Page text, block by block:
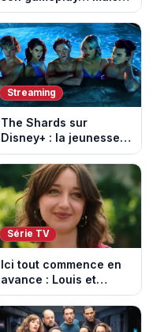
d’abord sur Netflix
Streaming
The Shards sur
Disney+ : la jeunesse
dorée de Los Angeles
face à un tueur dans
les années 80
Série TV
Ici tout commence en
avance : Louis et
Jasmine enfin en
couple. Episode du 7
août 2026 (spoiler)